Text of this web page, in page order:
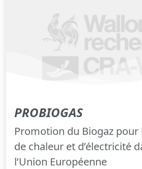
PROBIOGAS
Promotion du Biogaz
de chaleur et d’électricité
l’Union Européenne